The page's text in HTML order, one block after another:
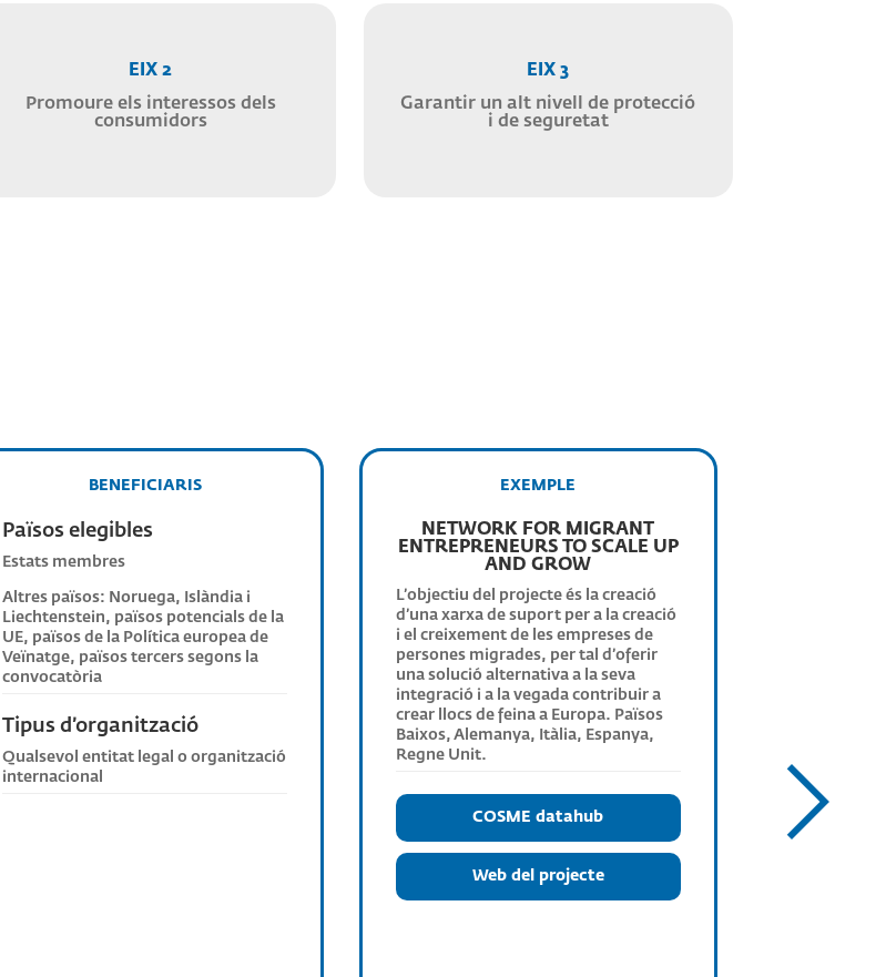
EIX 2
Promoure els interessos dels
consumidors
EIX 3
Garantir un alt nivell de protecció
i de seguretat
BENEFICIARIS
Països elegibles
Estats membres
Altres països: Noruega, Islàndia i
Liechtenstein, països potencials de la
UE, països de la Política europea de
Veïnatge, països tercers segons la
convocatòria
Tipus d’organització
Qualsevol entitat legal o organització
internacional
EXEMPLE
NETWORK FOR MIGRANT
ENTREPRENEURS TO SCALE UP
AND GROW
L’objectiu del projecte és la creació
d’una xarxa de suport per a la creació
i el creixement de les empreses de
persones migrades, per tal d’oferir
una solució alternativa a la seva
integració i a la vegada contribuir a
crear llocs de feina a Europa. Països
Baixos, Alemanya, Itàlia, Espanya,
Regne Unit.
COSME datahub
Web del projecte